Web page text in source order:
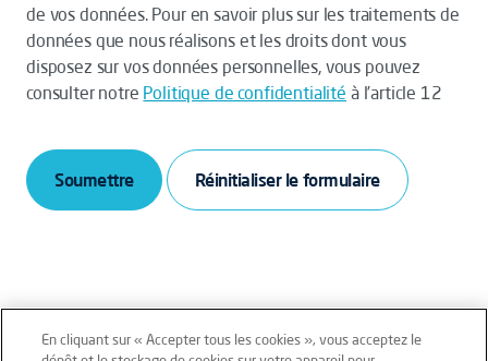
de vos données. Pour en savoir plus sur les traitements de
données que nous réalisons et les droits dont vous
disposez sur vos données personnelles, vous pouvez
consulter notre Politique de confidentialité à l’article 12
Soumettre
En cliquant sur « Accepter tous les cookies », vous acceptez le